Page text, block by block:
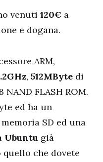
venuti 120€ a
e dogana.
ARM,
, 512MByte di
NAND FLASH ROM.
ed ha un
SD ed una
Ubuntu già
che dovete